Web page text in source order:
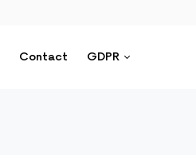
Contact GDPR